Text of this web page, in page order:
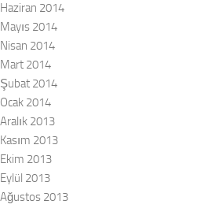
Haziran 2014
Mayıs 2014
Nisan 2014
Mart 2014
Şubat 2014
Ocak 2014
Aralık 2013
Kasım 2013
Ekim 2013
Eylül 2013
Ağustos 2013